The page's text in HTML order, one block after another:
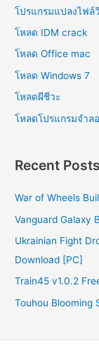
โปรแกรมแปลงไฟล์
โหลด IDM crack
โหลด Office mac
โหลด Windows 7
โหลดผีชีวะ
โหลดโปรแกรมจําล
Recent Posts
War of Wheels
Vanguard Galaxy
Ukrainian Fight
Download [PC]
Train45 v1.0.2
Touhou Blooming